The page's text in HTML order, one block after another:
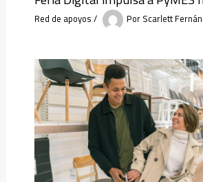
Red de apoyos/ PorScarlett